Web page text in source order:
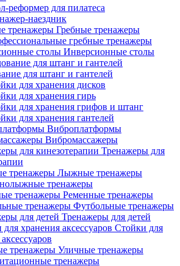
реформер для пилатеса
наездник
Гребные тренажеры
гребные тренажеры
Инверсионные столы
для штанг и гантелей
для хранения дисков
для хранения гирь
для хранения грифов и штанг
для хранения гантелей
Виброплатформы
Вибромассажеры
Тренажеры для
Лыжные тренажеры
тренажеры
Ременные тренажеры
Футбольные тренажеры
Тренажеры для детей
Стойки для
Уличные тренажеры